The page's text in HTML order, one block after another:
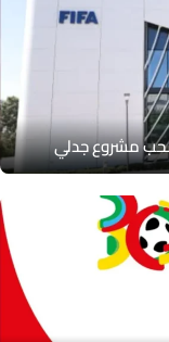
مشروع جدلي